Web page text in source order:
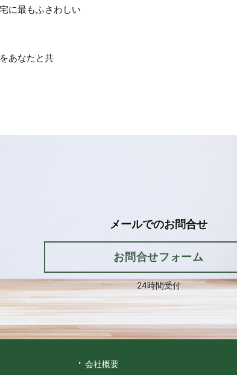
に最もふさわしい
あなたと共
メールでのお問合せ
お問合せフォーム
24時間受付
会社概要